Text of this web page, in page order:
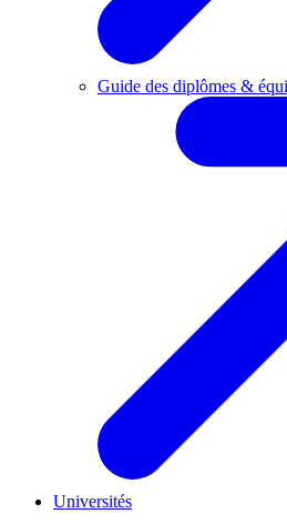
Guide des diplômes &
Universités